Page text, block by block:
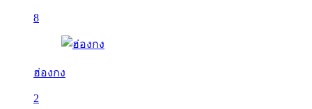
8
ฮ่องกง
2